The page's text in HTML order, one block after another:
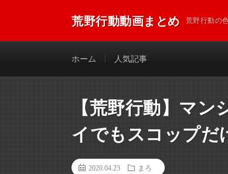
荒野行動動画まとめ 荒野行動の
ホーム 人気記事
【荒野行動】マ
イでもスコップだ
2020.04.23 まろ